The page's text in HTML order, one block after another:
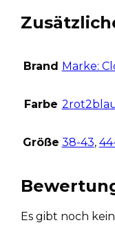
Brand Marke:
Farbe
Größe 38-43,
Es gibt noch